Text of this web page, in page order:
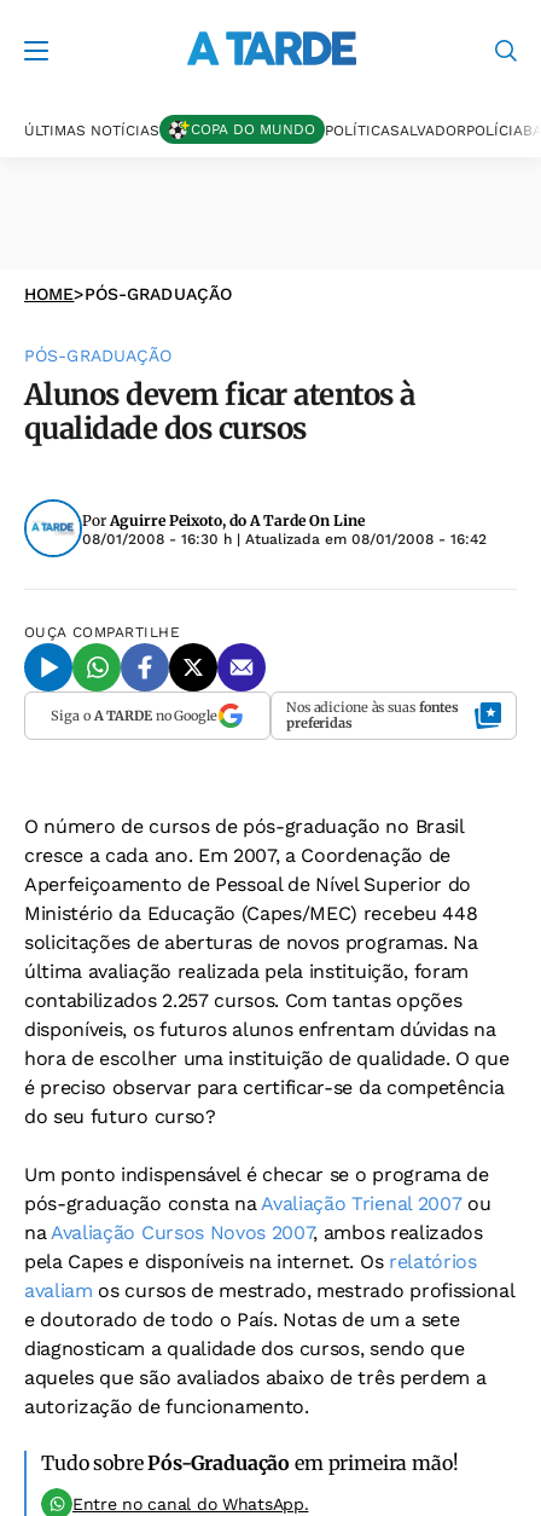
ÚLTIMAS NOTÍCIAS COPA DO MUNDO POLÍTICASALVADORPOLÍCIA
HOME>PÓS-GRADUAÇÃO
PÓS-GRADUAÇÃO
Alunos devem ficar atentos à
qualidade dos cursos
PorAguirre Peixoto, do A Tarde On Line
08/01/2008 - 16:30 h | Atualizada em 08/01/2008 - 16:42
OUÇA COMPARTILHE
Siga o A TARDEno Google Nos adicione às suas fontes
preferidas
O número de cursos de pós-graduação no Brasil
cresce a cada ano. Em 2007, a Coordenação de
Aperfeiçoamento de Pessoal de Nível Superior do
Ministério da Educação (Capes/MEC) recebeu 448
solicitações de aberturas de novos programas. Na
última avaliação realizada pela instituição, foram
contabilizados 2.257 cursos. Com tantas opções
disponíveis, os futuros alunos enfrentam dúvidas na
hora de escolher uma instituição de qualidade. O que
é preciso observar para certificar-se da competência
do seu futuro curso?
Um ponto indispensável é checar se o programa de
pós-graduação consta naAvaliação Trienal 2007ou
naAvaliação Cursos Novos 2007, ambos realizados
pela Capes e disponíveis na internet. Os relatórios
avaliam os cursos de mestrado, mestrado profissional
e doutorado de todo o País. Notas de um a sete
diagnosticam a qualidade dos cursos, sendo que
aqueles que são avaliados abaixo de três perdem a
autorização de funcionamento.
Tudo sobrePós-Graduação em primeira mão!
Entre no canal do WhatsApp.